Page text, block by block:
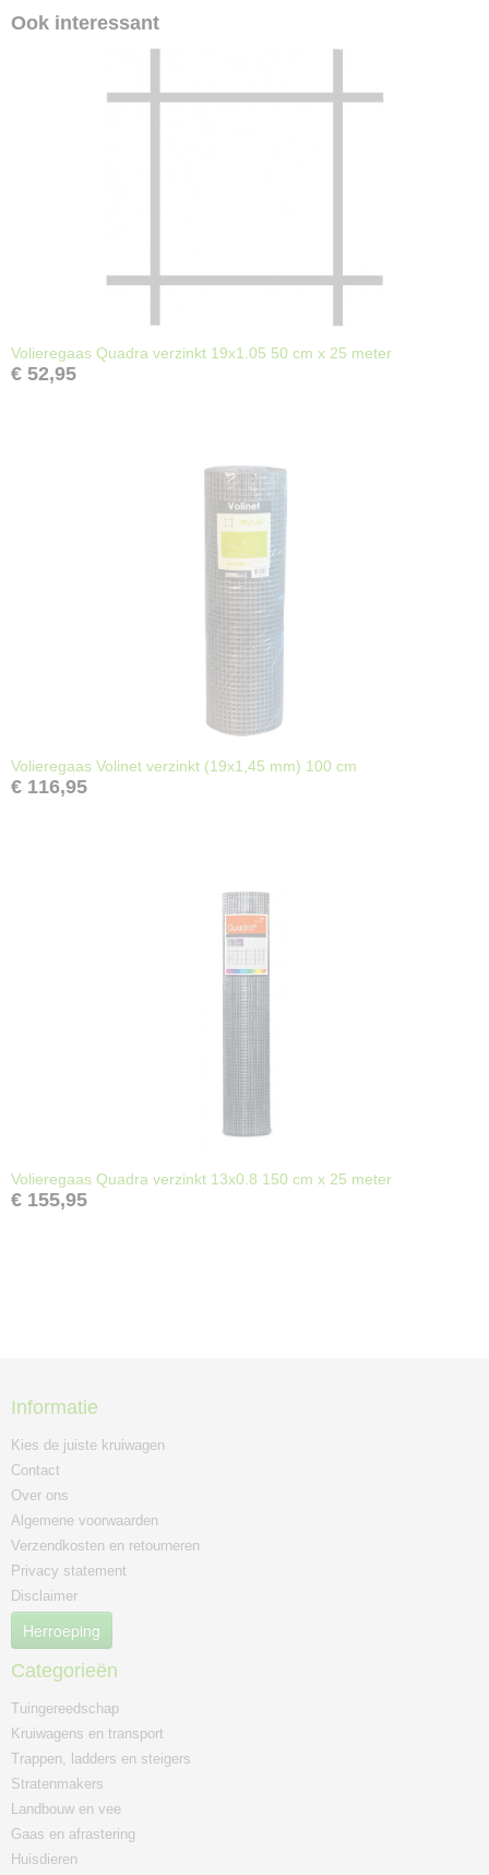
Ook interessant
Volieregaas Quadra verzinkt 19x1.05 50 cm x 25 meter
€ 52,95
Volieregaas Volinet verzinkt (19x1,45 mm) 100 cm
€ 116,95
Volieregaas Quadra verzinkt 13x0.8 150 cm x 25 meter
€ 155,95
Informatie
Kies de juiste kruiwagen
Contact
Over ons
Algemene voorwaarden
Verzendkosten en retourneren
Privacy statement
Disclaimer
Herroeping
Categorieën
Tuingereedschap
Kruiwagens en transport
Trappen, ladders en steigers
Stratenmakers
Landbouw en vee
Gaas en afrastering
Huisdieren